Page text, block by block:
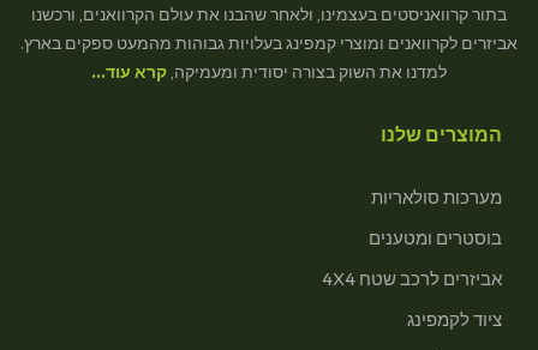
בתור קרוואניסטים בעצמינו, ולאחר שהבנו את עולם הקרוואנים, ורכשנו
אביזרים לקרוואנים ומוצרי קמפינג בעלויות גבוהות מהמעט ספקים בארץ.
למדנו את השוק בצורה יסודית ומעמיקה, קרא עוד…
המוצרים שלנו
מערכות סולאריות
בוסטרים ומטענים
אביזרים לרכב שטח 4X4
ציוד לקמפינג